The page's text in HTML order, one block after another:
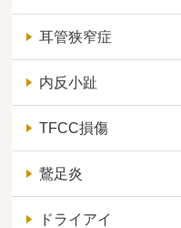
耳管狭窄症
内反小趾
TFCC損傷
鵞足炎
ドライアイ